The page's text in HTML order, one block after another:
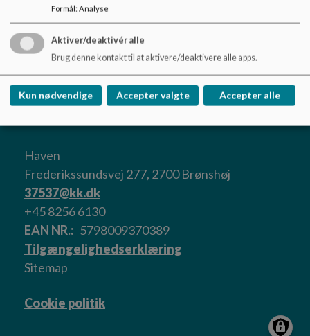
Læs evt. mere omlukkedage i Københavns Kommune
Haven
Frederikssundsvej 277, 2700 Brønshøj
37537@kk.dk
+45 8256 6130
EAN NR.
5798009370389
Tilgængelighedserklæring
Sitemap
Cookie politik
Formål: Analyse
Aktiver/deaktivér alle
Brug denne kontakt til at aktivere/deaktivere alle apps.
Kun nødvendige Accepter valgte Accepter alle